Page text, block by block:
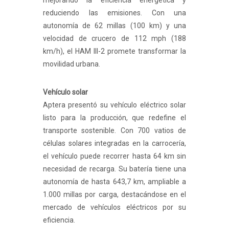
reduciendo las emisiones. Con una
autonomía de 62 millas (100 km) y una
velocidad de crucero de 112 mph (188
km/h), el HAM III-2 promete transformar la
movilidad urbana.
Vehículo solar
Aptera presentó su vehículo eléctrico solar
listo para la producción, que redefine el
transporte sostenible. Con 700 vatios de
células solares integradas en la carrocería,
el vehículo puede recorrer hasta 64 km sin
necesidad de recarga. Su batería tiene una
autonomía de hasta 643,7 km, ampliable a
1.000 millas por carga, destacándose en el
mercado de vehículos eléctricos por su
eficiencia.